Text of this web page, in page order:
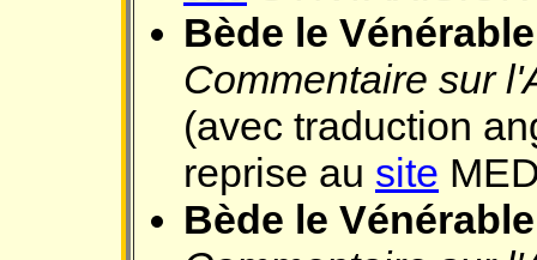
Bède le Vénérable
Commentaire sur
(avec traduction
reprise au site
Bède le Vénérable